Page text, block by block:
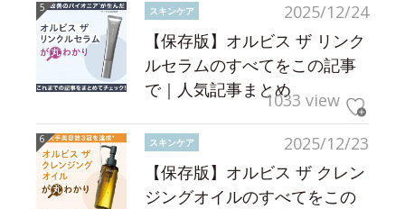
2025/12/24
スキンケア
【保存版】オルビス ザ リンク
ルセラムのすべてをこの記事
で｜人気記事まとめ1033 view
2025/12/23
スキンケア
【保存版】オルビス ザ クレン
ジングオイルのすべてをこの